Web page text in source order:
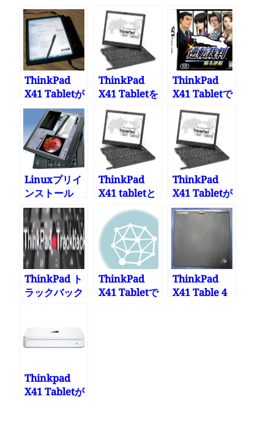
ThinkPad
X41 Tabletが
やってきた
ThinkPad
X41 Tabletを
会社に持って
行ってみ た
ThinkPad
X41 Tabletで
遊ぼう その
Linuxプリイ
ンストール
ThinkPad
X41 Tablet?
ThinkPad
X41 tabletと
無線LAN
ThinkPad
X41 Tabletが
512MB搭載
している理由
ThinkPad ト
ラックバック
ThinkPad
X41 Tabletで
ThinkPad
X41 Table 4
Thinkpad
X41 Tabletが